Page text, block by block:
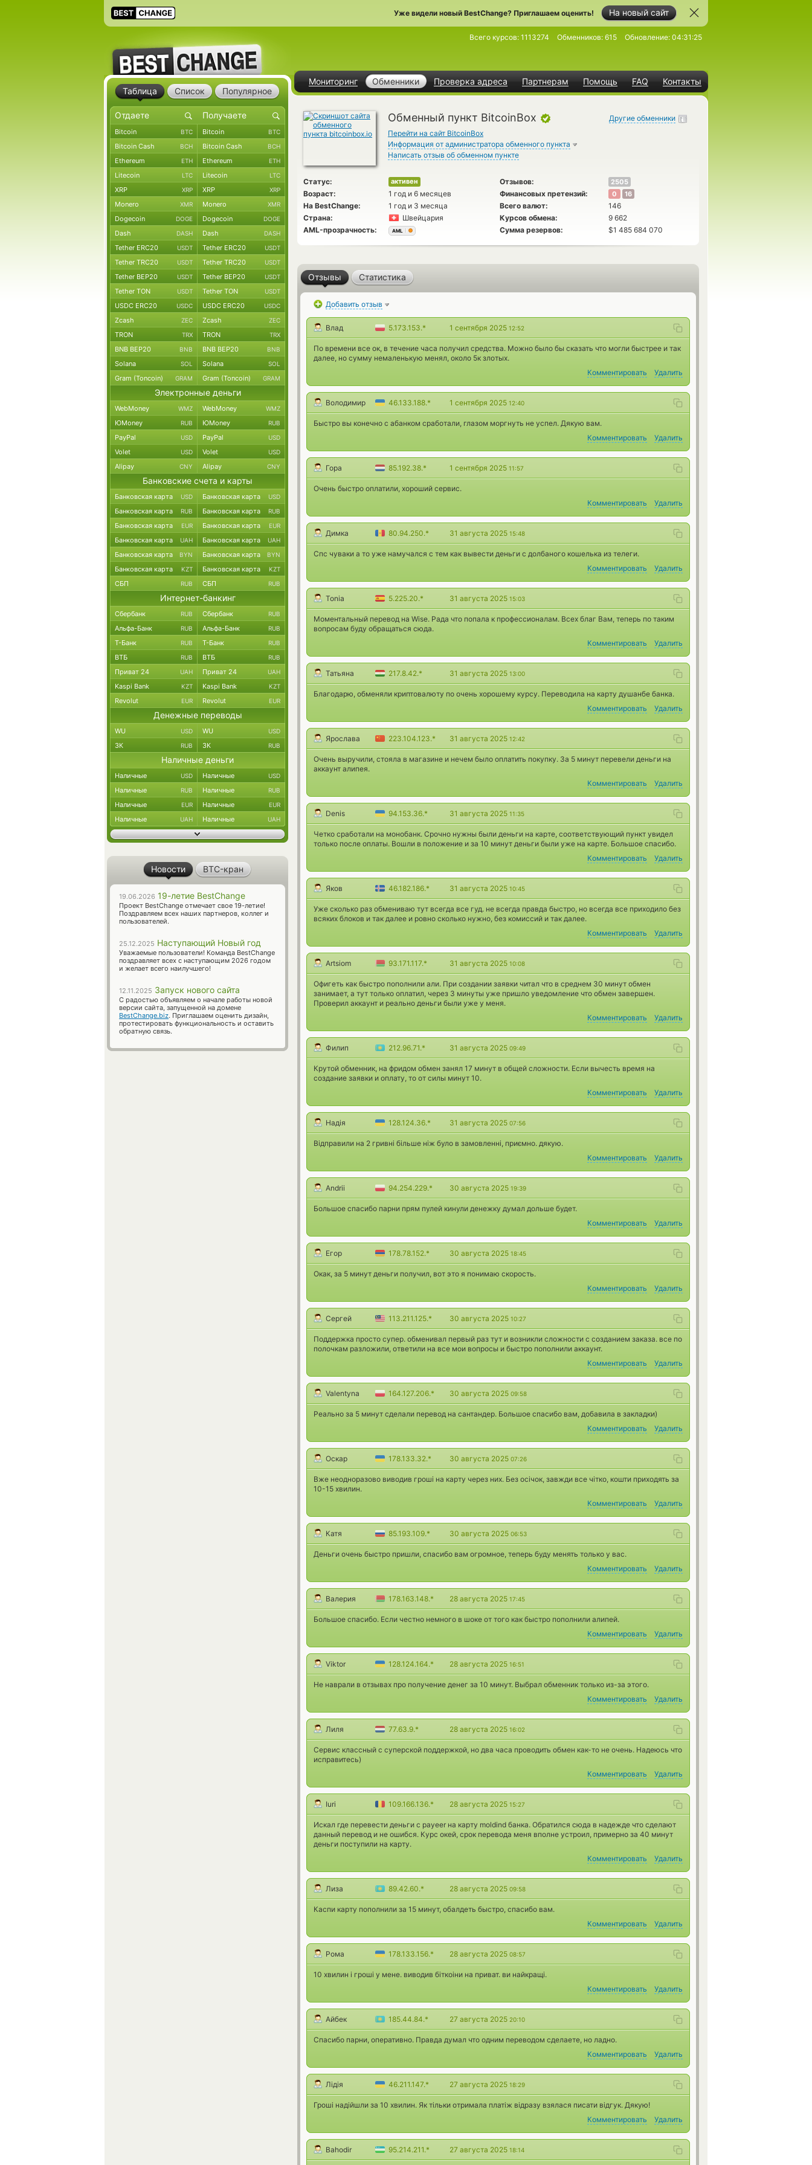
На новый сайт
Уже видели новый BestChange? Приглашаем оценить!
Мониторинг Обменники Проверка адреса Партнерам Помощь FAQ Контакты
Всего курсов: 1113274 Обменников: 615 Обновление: 04:31:25
Обменный пункт BitcoinBox
Перейти на сайт BitcoinBox
Информация от администратора обменного пункта
Написать отзыв об обменном пункте
Другие обменники
Статус: активен Отзывов: 2505
Возраст: 1 год и 6 месяцев Финансовых претензий: 0 16
На BestChange: 1 год и 3 месяца Всего валют:
146
Страна:
Швейцария Курсов обмена:
9 662
AML-прозрачность:
AML Сумма резервов: $1 485 684 070
Отзывы Статистика
Добавить отзыв
Влад 5.173.153.* 1 сентября 2025 12:52
По времени все ок, в течение часа получил средства. Можно было бы сказать что могли быстрее и так
далее, но сумму немаленькую менял, около 5к злотых.
Комментировать
Удалить
Володимир 46.133.188.* 1 сентября 2025 12:40
Быстро вы конечно с абанком сработали, глазом моргнуть не успел. Дякую вам.
Комментировать
Удалить
Гора 85.192.38.* 1 сентября 2025 11:57
Очень быстро оплатили, хороший сервис.
Комментировать
Удалить
Димка 80.94.250.* 31 августа 2025 15:48
Спс чуваки а то уже намучался с тем как вывести деньги с долбаного кошелька из телеги.
Комментировать
Удалить
Tonia 5.225.20.* 31 августа 2025 15:03
Моментальный перевод на Wise. Рада что попала к профессионалам. Всех благ Вам, теперь по таким
вопросам буду обращаться сюда.
Комментировать
Удалить
Татьяна 217.8.42.* 31 августа 2025 13:00
Благодарю, обменяли криптовалюту по очень хорошему курсу. Переводила на карту душанбе банка.
Комментировать
Удалить
Ярослава 223.104.123.* 31 августа 2025 12:42
Очень выручили, стояла в магазине и нечем было оплатить покупку. За 5 минут перевели деньги на
аккаунт алипея.
Комментировать
Удалить
Denis 94.153.36.* 31 августа 2025 11:35
Четко сработали на монобанк. Срочно нужны были деньги на карте, соответствующий пункт увидел
только после оплаты. Вошли в положение и за 10 минут деньги были уже на карте. Большое спасибо.
Комментировать
Удалить
Яков 46.182.186.* 31 августа 2025 10:45
Уже сколько раз обмениваю тут всегда все гуд. не всегда правда быстро, но всегда все приходило без
всяких блоков и так далее и ровно сколько нужно, без комиссий и так далее.
Комментировать
Удалить
Artsiom 93.171.117.* 31 августа 2025 10:08
Офигеть как быстро пополнили али. При создании заявки читал что в среднем 30 минут обмен
занимает, а тут только оплатил, через 3 минуты уже пришло уведомление что обмен завершен.
Проверил аккаунт и реально деньги были уже у меня.
Комментировать
Удалить
Филип 212.96.71.* 31 августа 2025 09:49
Крутой обменник, на фридом обмен занял 17 минут в общей сложности. Если вычесть время на
создание заявки и оплату, то от силы минут 10.
Комментировать
Удалить
Надія 128.124.36.* 31 августа 2025 07:56
Відправили на 2 гривні більше ніж було в замовленні, приємно. дякую.
Комментировать
Удалить
Andrii 94.254.229.* 30 августа 2025 19:39
Большое спасибо парни прям пулей кинули денежку думал дольше будет.
Комментировать
Удалить
Егор 178.78.152.* 30 августа 2025 18:45
Окак, за 5 минут деньги получил, вот это я понимаю скорость.
Комментировать
Удалить
Сергей 113.211.125.* 30 августа 2025 10:27
Поддержка просто супер. обменивал первый раз тут и возникли сложности с созданием заказа. все по
полочкам разложили, ответили на все мои вопросы и быстро пополнили аккаунт.
Комментировать
Удалить
Valentyna 164.127.206.* 30 августа 2025 09:58
Реально за 5 минут сделали перевод на сантандер. Большое спасибо вам, добавила в закладки)
Комментировать
Удалить
Оскар 178.133.32.* 30 августа 2025 07:26
Вже неодноразово виводив гроші на карту через них. Без осічок, завжди все чітко, кошти приходять за
10-15 хвилин.
Комментировать
Удалить
Катя 85.193.109.* 30 августа 2025 06:53
Деньги очень быстро пришли, спасибо вам огромное, теперь буду менять только у вас.
Комментировать
Удалить
Валерия 178.163.148.* 28 августа 2025 17:45
Большое спасибо. Если честно немного в шоке от того как быстро пополнили алипей.
Комментировать
Удалить
Viktor 128.124.164.* 28 августа 2025 16:51
Не наврали в отзывах про получение денег за 10 минут. Выбрал обменник только из-за этого.
Комментировать
Удалить
Лиля 77.63.9.* 28 августа 2025 16:02
Сервис классный с суперской поддержкой, но два часа проводить обмен как-то не очень. Надеюсь что
исправитесь)
Комментировать
Удалить
Iuri 109.166.136.* 28 августа 2025 15:27
Искал где перевести деньги с payeer на карту moldind банка. Обратился сюда в надежде что сделают
данный перевод и не ошибся. Курс окей, срок перевода меня вполне устроил, примерно за 40 минут
деньги поступили на карту.
Комментировать
Удалить
Лиза 89.42.60.* 28 августа 2025 09:58
Каспи карту пополнили за 15 минут, обалдеть быстро, спасибо вам.
Комментировать
Удалить
Рома 178.133.156.* 28 августа 2025 08:57
10 хвилин і гроші у мене. виводив біткоіни на приват. ви найкращі.
Комментировать
Удалить
Айбек 185.44.84.* 27 августа 2025 20:10
Спасибо парни, оперативно. Правда думал что одним переводом сделаете, но ладно.
Комментировать
Удалить
Лiдiя 46.211.147.* 27 августа 2025 18:29
Гроші надійшли за 10 хвилин. Як тільки отримала платіж відразу взялася писати відгук. Дякую!
Комментировать
Удалить
Bahodir 95.214.211.* 27 августа 2025 18:14
Таблица Список Популярное
Bitcoin BTC Bitcoin BTC
Bitcoin Cash BCH Bitcoin Cash BCH
Ethereum ETH Ethereum ETH
Litecoin LTC Litecoin LTC
XRP XRP XRP XRP
Monero XMR Monero XMR
Dogecoin DOGE Dogecoin DOGE
Dash DASH Dash DASH
Tether ERC20 USDT Tether ERC20 USDT
Tether TRC20 USDT Tether TRC20 USDT
Tether BEP20 USDT Tether BEP20 USDT
Tether TON USDT Tether TON USDT
USDC ERC20 USDC USDC ERC20 USDC
Zcash ZEC Zcash ZEC
TRON TRX TRON TRX
BNB BEP20 BNB BNB BEP20 BNB
Solana SOL Solana SOL
Gram (Toncoin) GRAM Gram (Toncoin) GRAM
Электронные деньги
WebMoney WMZ WebMoney WMZ
ЮMoney RUB ЮMoney RUB
PayPal USD PayPal USD
Volet USD Volet USD
Alipay CNY Alipay CNY
Банковские счета и карты
Банковская карта USD Банковская карта USD
Банковская карта RUB Банковская карта RUB
Банковская карта EUR Банковская карта EUR
Банковская карта UAH Банковская карта UAH
Банковская карта BYN Банковская карта BYN
Банковская карта KZT Банковская карта KZT
СБП RUB СБП RUB
Интернет-банкинг
Сбербанк RUB Сбербанк RUB
Альфа-Банк RUB Альфа-Банк RUB
Т-Банк RUB Т-Банк RUB
ВТБ RUB ВТБ RUB
Приват 24 UAH Приват 24 UAH
Kaspi Bank KZT Kaspi Bank KZT
Revolut EUR Revolut EUR
Денежные переводы
WU USD WU USD
ЗК RUB ЗК RUB
Наличные деньги
Наличные USD Наличные USD
Наличные RUB Наличные RUB
Наличные EUR Наличные EUR
Наличные UAH Наличные UAH
Новости BTC-кран
19.06.2026 19-летие BestChange
Проект BestChange отмечает свое 19-летие!
Поздравляем всех наших партнеров, коллег и
пользователей.
25.12.2025 Наступающий Новый год
Уважаемые пользователи! Команда BestChange
поздравляет всех с наступающим 2026 годом
и желает всего наилучшего!
12.11.2025 Запуск нового сайта
С радостью объявляем о начале работы новой
версии сайта, запущенной на домене
BestChange.biz. Приглашаем оценить дизайн,
протестировать функциональность и оставить
обратную связь.